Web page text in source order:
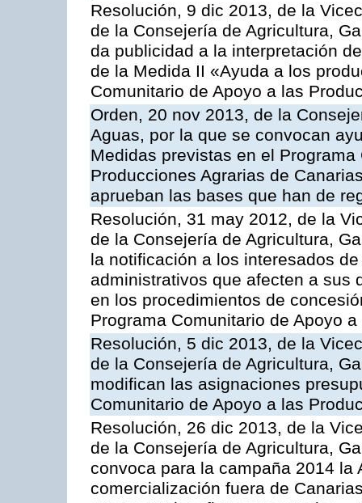
Resolución, 9 dic 2013, de la
de la Consejería de Agricultura,
da publicidad a la interpretación
de la Medida II «Ayuda a los
Comunitario de Apoyo a las
Orden, 20 nov 2013, de la
Aguas, por la que se convocan
Medidas previstas en el
Producciones Agrarias de
aprueban las bases que han de
Resolución, 31 may 2012, de la
de la Consejería de Agricultura,
la notificación a los interesados
administrativos que afecten a sus
en los procedimientos de
Programa Comunitario de Apoyo
Resolución, 5 dic 2013, de la
de la Consejería de Agricultura,
modifican las asignaciones
Comunitario de Apoyo a las
Resolución, 26 dic 2013, de la
de la Consejería de Agricultura,
convoca para la campaña 2014 la
comercialización fuera de